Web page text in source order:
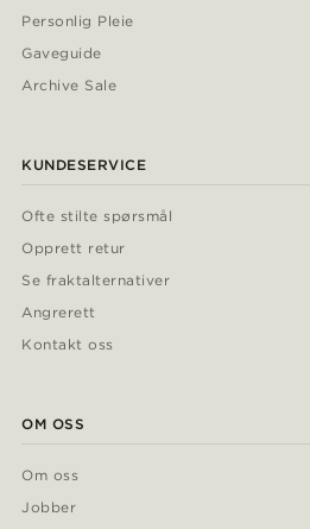
Personlig Pleie
Gaveguide
Archive Sale
KUNDESERVICE
Ofte stilte spørsmål
Opprett retur
Se fraktalternativer
Angrerett
Kontakt oss
OM OSS
Om oss
Jobber